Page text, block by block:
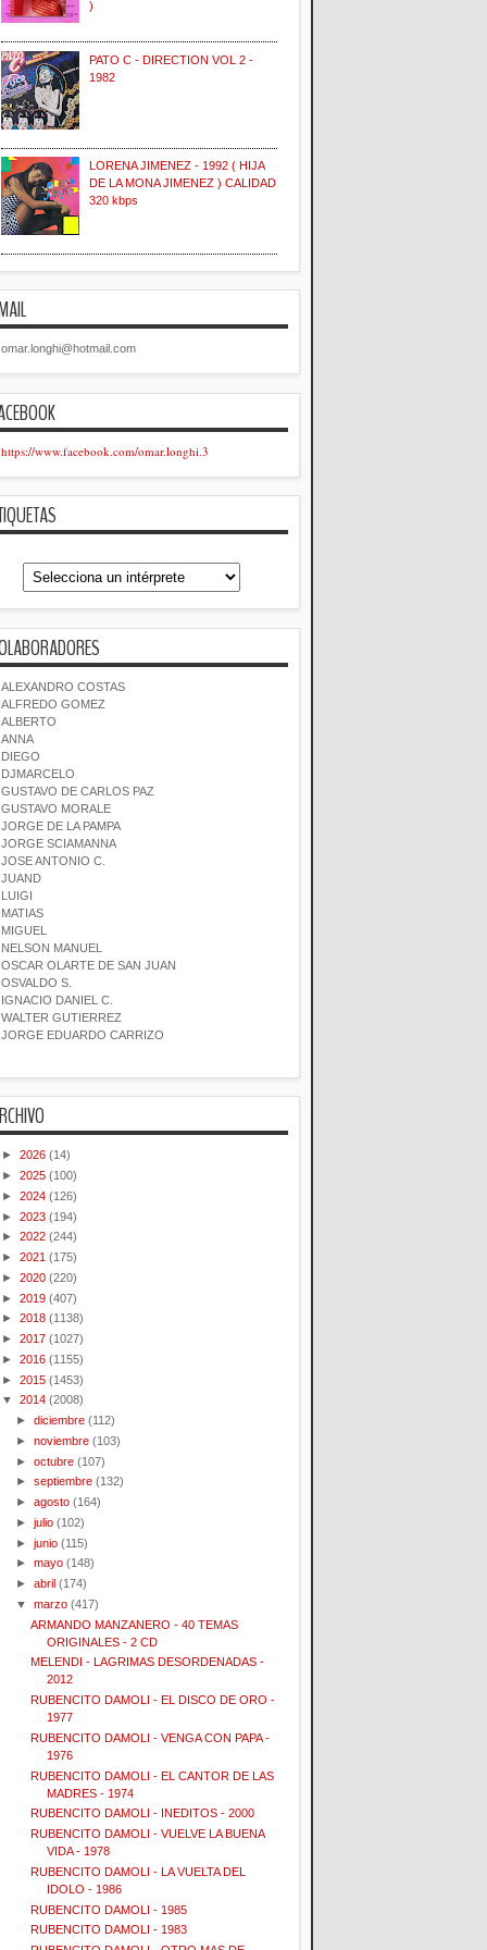
)
PATO C - DIRECTION VOL 2 -
1982
LORENA JIMENEZ - 1992 ( HIJA
DE LA MONA JIMENEZ ) CALIDAD
320 kbps
omar.longhi@hotmail.com
https://www.facebook.com/omar.longhi.3
ALEXANDRO COSTAS
ALFREDO GOMEZ
ALBERTO
ANNA
DIEGO
DJMARCELO
GUSTAVO DE CARLOS PAZ
GUSTAVO MORALE
JORGE DE LA PAMPA
JORGE SCIAMANNA
JOSE ANTONIO C.
JUAND
LUIGI
MATIAS
MIGUEL
NELSON MANUEL
OSCAR OLARTE DE SAN JUAN
OSVALDO S.
IGNACIO DANIEL C.
WALTER GUTIERREZ
JORGE EDUARDO CARRIZO
► 2026 (14)
► 2025 (100)
► 2024 (126)
► 2023 (194)
► 2022 (244)
► 2021 (175)
► 2020 (220)
► 2019 (407)
► 2018 (1138)
► 2017 (1027)
► 2016 (1155)
► 2015 (1453)
▼ 2014 (2008)
►diciembre (112)
►noviembre (103)
►octubre (107)
►septiembre (132)
►agosto (164)
►julio (102)
►junio (115)
►mayo (148)
►abril (174)
▼marzo (417)
ARMANDO MANZANERO - 40 TEMAS
ORIGINALES - 2 CD
MELENDI - LAGRIMAS DESORDENADAS -
2012
RUBENCITO DAMOLI - EL DISCO DE ORO -
1977
RUBENCITO DAMOLI - VENGA CON PAPA -
1976
RUBENCITO DAMOLI - EL CANTOR DE LAS
MADRES - 1974
RUBENCITO DAMOLI - INEDITOS - 2000
RUBENCITO DAMOLI - VUELVE LA BUENA
VIDA - 1978
RUBENCITO DAMOLI - LA VUELTA DEL
IDOLO - 1986
RUBENCITO DAMOLI - 1985
RUBENCITO DAMOLI - 1983